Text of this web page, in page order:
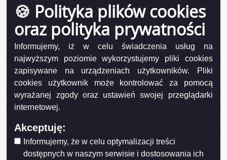
🍪 Polityka plików cookies
oraz polityka prywatności
Informujemy, iż w celu świadczenia usług na
najwyższym poziomie wykorzystujemy pliki cookies
zapisywane na urządzeniach użytkowników. Pliki
cookies użytkownik może kontrolować za pomocą
wyrażanej zgody oraz ustawień swojej przeglądarki
internetowej.
Akceptuję:
Informujemy, że w celu optymalizacji treści
dostępnych w naszym serwisie i dostosowania ich
Suwałk w zakresie działalności na rzecz osób
starszych
Informacja Dotacja przyznana po rozpatrzeniu wniosku
klubu sportowego złożonego przez klub z własnej
inicjatywy (awans zawodników na Mistrzostwa Europy)
Ogłoszenie – oferta realizacji zadania publicznego pn.
„Międzywojewódzkie Mistrzostwa Młodzieży”
Informacja tytuł_informacji
Memoriał Józefa Gajewskiego Turniej Piłki Siatkowej
Informacja Oferta realizacji zadania publicznego pn. IV
Turniej Piłkarski im. Grzegorza Wołągiewicza